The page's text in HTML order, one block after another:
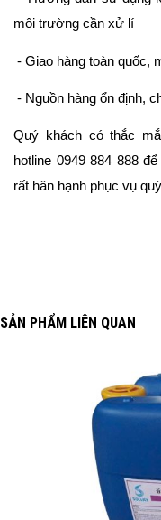
môi trường cần xử lí
- Giao hàng toàn quốc,
- Nguồn hàng ổn định,
Quý khách có thắc
hotline 0949 884 888
rất hân hạnh phục vụ
SẢN PHẨM LIÊN QUAN